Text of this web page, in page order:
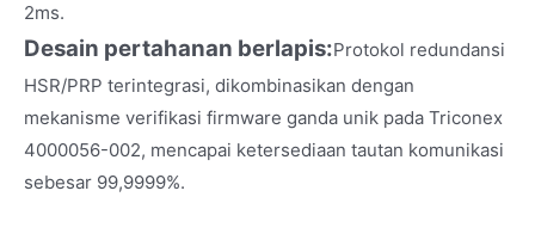
2ms.
Desain pertahanan berlapis:Protokol redundansi
HSR/PRP terintegrasi, dikombinasikan dengan
mekanisme verifikasi firmware ganda unik pada Triconex
4000056-002, mencapai ketersediaan tautan komunikasi
sebesar 99,9999%.